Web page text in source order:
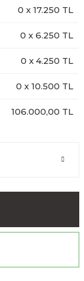
0 x 17.250 TL
0 x 6.250 TL
0 x 4.250 TL
0 x 10.500 TL
106.000,00 TL